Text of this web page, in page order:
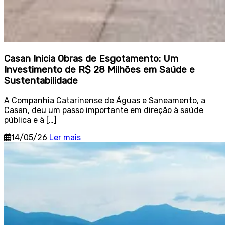
Casan Inicia Obras de Esgotamento: Um
Investimento de R$ 28 Milhões em Saúde e
Sustentabilidade
A Companhia Catarinense de Águas e Saneamento, a
Casan, deu um passo importante em direção à saúde
pública e à […]
14/05/26 Ler mais